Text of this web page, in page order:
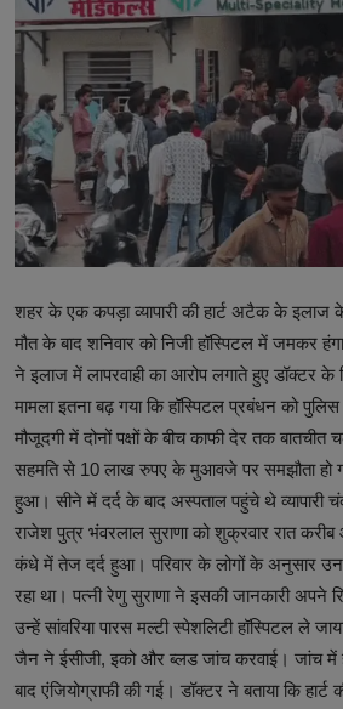
टेक्नोलॉजी
वर्ल्ड
राशिफल
करियर
Poll
Contact
Gallery
Terms of Service
Privacy Policy
Cookies Policy
शहर के एक कपड़ा व्यापारी की हार्ट अटैक के इलाज के
मौत के बाद शनिवार को निजी हॉस्पिटल में जमकर
ने इलाज में लापरवाही का आरोप लगाते हुए डॉक्टर के
मामला इतना बढ़ गया कि हॉस्पिटल प्रबंधन को
मौजूदगी में दोनों पक्षों के बीच काफी देर तक
सहमति से 10 लाख रुपए के मुआवजे पर समझौता हो
हुआ। सीने में दर्द के बाद अस्पताल पहुंचे थे व्यापारी
राजेश पुत्र भंवरलाल सुराणा को शुक्रवार रात
कंधे में तेज दर्द हुआ। परिवार के लोगों के अनुसार
रहा था। पत्नी रेणु सुराणा ने इसकी जानकारी अपने
उन्हें सांवरिया पारस मल्टी स्पेशलिटी हॉस्पिटल ले
जैन ने ईसीजी, इको और ब्लड जांच करवाई। जांच में
बाद एंजियोग्राफी की गई। डॉक्टर ने बताया कि